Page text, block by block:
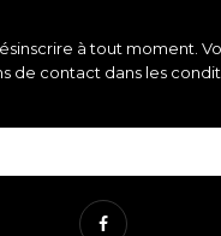
à tout moment.
de contact dans les
Facebook